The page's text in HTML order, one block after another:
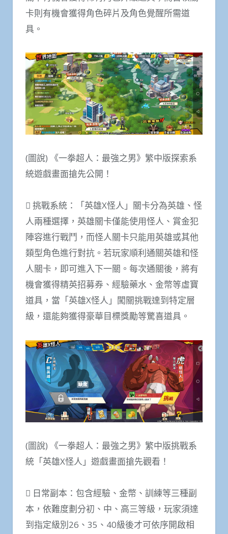
卡則有機會獲得角色碎片及角色覺醒所需道
具。
(圖說) 《一拳超人：最強之男》繁中版探索系
統遊戲畫面搶先公開！
 挑戰系統：「英雄X怪人」關卡分為英雄、怪
人兩種選擇，英雄關卡僅能使用怪人、賞金犯
陣容進行戰鬥，而怪人關卡只能用英雄或其他
類型角色進行對抗。若玩家順利通關英雄和怪
人關卡，即可進入下一關。每次通關後，將有
機會獲得精英招募券、經驗藥水、金幣等虛寶
道具，當「英雄X怪人」闖關挑戰達到特定層
級，還能夠獲得豪華目標獎勵等驚喜道具。
(圖說) 《一拳超人：最強之男》繁中版挑戰系
統「英雄X怪人」遊戲畫面搶先觀看！
 日常副本：包含經驗、金幣、訓練等三種副
本，依難度劃分初、中、高三等級，玩家須達
到指定級別26、35、40級後才可依序開啟相